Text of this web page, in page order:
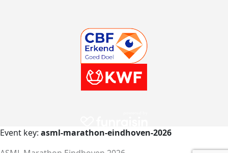
Event key: asml-marathon-eindhoven-2026